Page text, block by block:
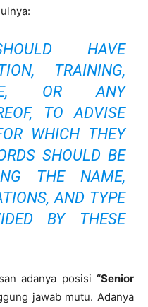
HAVE
TRAINING,
OR ANY
TO ADVISE
WHICH THEY
SHOULD BE
THE NAME,
AND TYPE
BY THESE
adanya posisi “Senior
jawab mutu. Adanya